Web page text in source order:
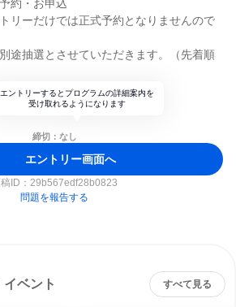
約・お申込
リーだけでは正式予約となりませんので
途抽選とさせていただきます。（先着順
エントリーするとプログラムの詳細案内を
受け取れるようになります
締切：なし
エントリー画面へ
ID： 29b567edf28b0823
問題を報告する
ベント すべて見る